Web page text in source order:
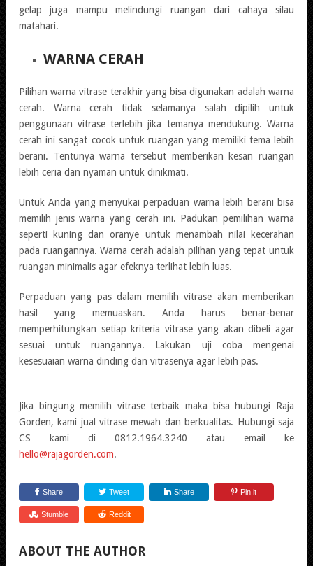
gelap juga mampu melindungi ruangan dari cahaya silau
matahari.
WARNA CERAH
Pilihan warna vitrase terakhir yang bisa digunakan adalah warna
cerah. Warna cerah tidak selamanya salah dipilih untuk
penggunaan vitrase terlebih jika temanya mendukung. Warna
cerah ini sangat cocok untuk ruangan yang memiliki tema lebih
berani. Tentunya warna tersebut memberikan kesan ruangan
lebih ceria dan nyaman untuk dinikmati.
Untuk Anda yang menyukai perpaduan warna lebih berani bisa
memilih jenis warna yang cerah ini. Padukan pemilihan warna
seperti kuning dan oranye untuk menambah nilai kecerahan
pada ruangannya. Warna cerah adalah pilihan yang tepat untuk
ruangan minimalis agar efeknya terlihat lebih luas.
Perpaduan yang pas dalam memilih vitrase akan memberikan
hasil yang memuaskan. Anda harus benar-benar
memperhitungkan setiap kriteria vitrase yang akan dibeli agar
sesuai untuk ruangannya. Lakukan uji coba mengenai
kesesuaian warna dinding dan vitrasenya agar lebih pas.
Jika bingung memilih vitrase terbaik maka bisa hubungi Raja
Gorden, kami jual vitrase mewah dan berkualitas. Hubungi saja
CS kami di 0812.1964.3240 atau email ke
hello@rajagorden.com.
Share Tweet Share Pin it
Stumble Reddit
ABOUT THE AUTHOR